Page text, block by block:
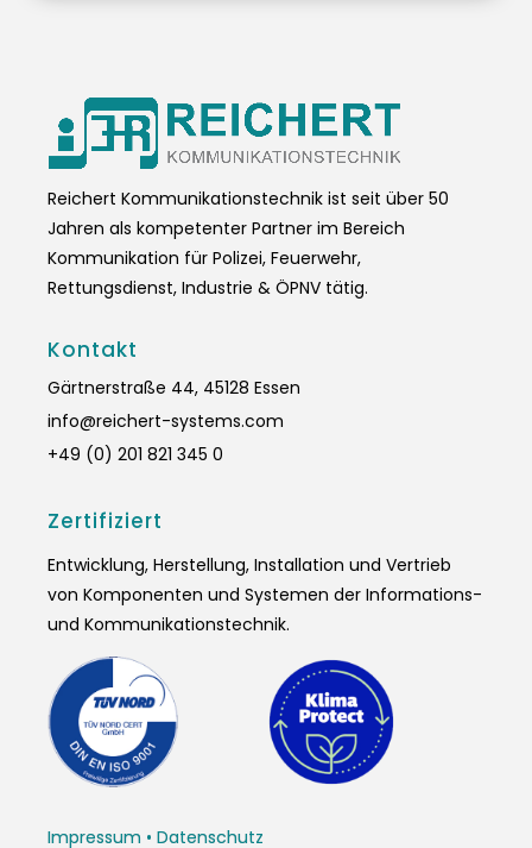
Reichert Kommunikationstechnik ist seit über 50
Jahren als kompetenter Partner im Bereich
Kommunikation für Polizei, Feuerwehr,
Rettungsdienst, Industrie & ÖPNV tätig.
Kontakt
Gärtnerstraße 44, 45128 Essen
info@reichert-systems.com
+49 (0) 201 821 345 0
Zertifiziert
Entwicklung, Herstellung, Installation und Vertrieb
von Komponenten und Systemen der Informations-
und Kommunikationstechnik.
Impressum • Datenschutz